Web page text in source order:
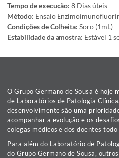
Tempo de execução: 8 Dias úteis
Método: Ensaio
Condições de Colheita: Soro (1mL)
Estabilidade da amostra: Estável 1
O Grupo Germano de Sousa é hoje
de Laboratórios de Patologia
desenvolvimento são uma
acompanhar a evolução e os
colegas médicos e dos doentes todo
Para além do Laboratório de
do Grupo Germano de Sousa,